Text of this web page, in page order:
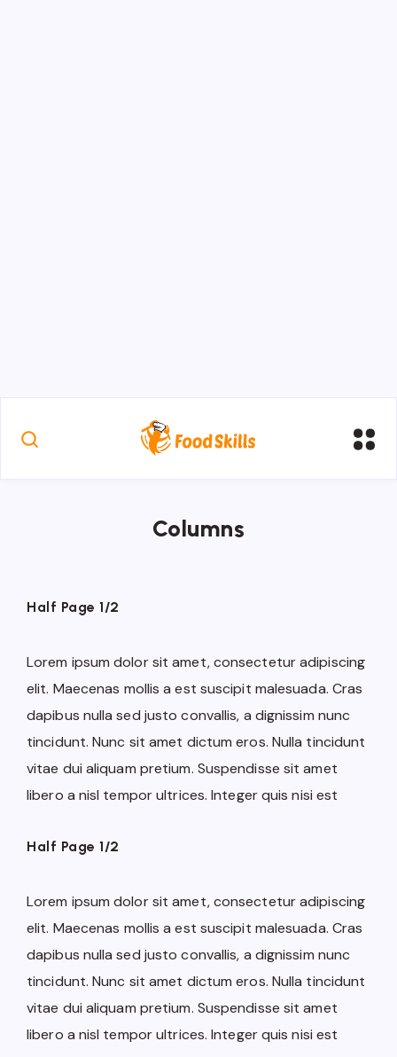
Columns
Half Page 1/2
Lorem ipsum dolor sit amet, consectetur adipiscing
elit. Maecenas mollis a est suscipit malesuada. Cras
dapibus nulla sed justo convallis, a dignissim nunc
tincidunt. Nunc sit amet dictum eros. Nulla tincidunt
vitae dui aliquam pretium. Suspendisse sit amet
libero a nisl tempor ultrices. Integer quis nisi est
Half Page 1/2
Lorem ipsum dolor sit amet, consectetur adipiscing
elit. Maecenas mollis a est suscipit malesuada. Cras
dapibus nulla sed justo convallis, a dignissim nunc
tincidunt. Nunc sit amet dictum eros. Nulla tincidunt
vitae dui aliquam pretium. Suspendisse sit amet
libero a nisl tempor ultrices. Integer quis nisi est